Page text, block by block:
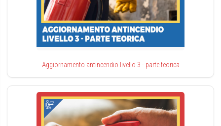
Aggiornamento antincendio livello 3 - parte teorica